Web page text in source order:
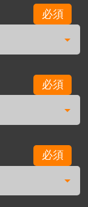
必須
必須
必須